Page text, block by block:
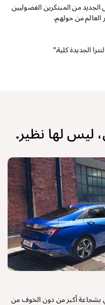
من المبتكرين الفضوليين
العالم من حولهم.
الجديدة كلية."
ليس لها نظير.
بشجاعة أكبر من دون الخوف من